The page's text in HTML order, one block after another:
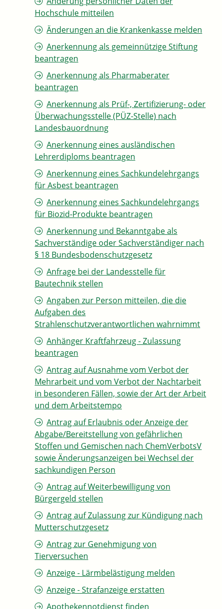
Hochschule mitteilen
Änderungen an die Krankenkasse melden
Anerkennung als gemeinnützige Stiftung
beantragen
Anerkennung als Pharmaberater
beantragen
Anerkennung als Prüf-, Zertifizierung- oder
Überwachungsstelle (PÜZ-Stelle) nach
Landesbauordnung
Anerkennung eines ausländischen
Lehrerdiploms beantragen
Anerkennung eines Sachkundelehrgangs
für Asbest beantragen
Anerkennung eines Sachkundelehrgangs
für Biozid-Produkte beantragen
Anerkennung und Bekanntgabe als
Sachverständige oder Sachverständiger nach
§ 18 Bundesbodenschutzgesetz
Anfrage bei der Landesstelle für
Bautechnik stellen
Angaben zur Person mitteilen, die die
Aufgaben des
Strahlenschutzverantwortlichen wahrnimmt
Anhänger Kraftfahrzeug - Zulassung
beantragen
Antrag auf Ausnahme vom Verbot der
Mehrarbeit und vom Verbot der Nachtarbeit
in besonderen Fällen, sowie der Art der Arbeit
und dem Arbeitstempo
Antrag auf Erlaubnis oder Anzeige der
Abgabe/Bereitstellung von gefährlichen
Stoffen und Gemischen nach ChemVerbotsV
sowie Änderungsanzeigen bei Wechsel der
sachkundigen Person
Antrag auf Weiterbewilligung von
Bürgergeld stellen
Antrag auf Zulassung zur Kündigung nach
Mutterschutzgesetz
Antrag zur Genehmigung von
Tierversuchen
Anzeige - Lärmbelästigung melden
Anzeige - Strafanzeige erstatten
Apothekennotdienst finden